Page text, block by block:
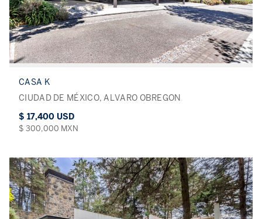
CASA K
CIUDAD DE MÉXICO, ALVARO OBREGON
$ 17,400 USD
$ 300,000 MXN